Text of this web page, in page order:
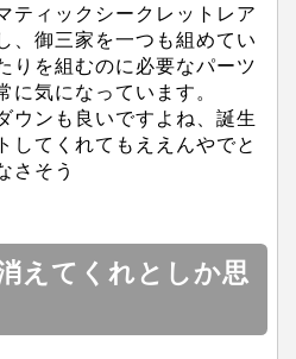
ティックシークレットレア
、御三家を一つも組めてい
りを組むのに必要なパーツ
に気になっています。
ウンも良いですよね、誕生
してくれてもええんやでと
さそう
えてくれとしか思